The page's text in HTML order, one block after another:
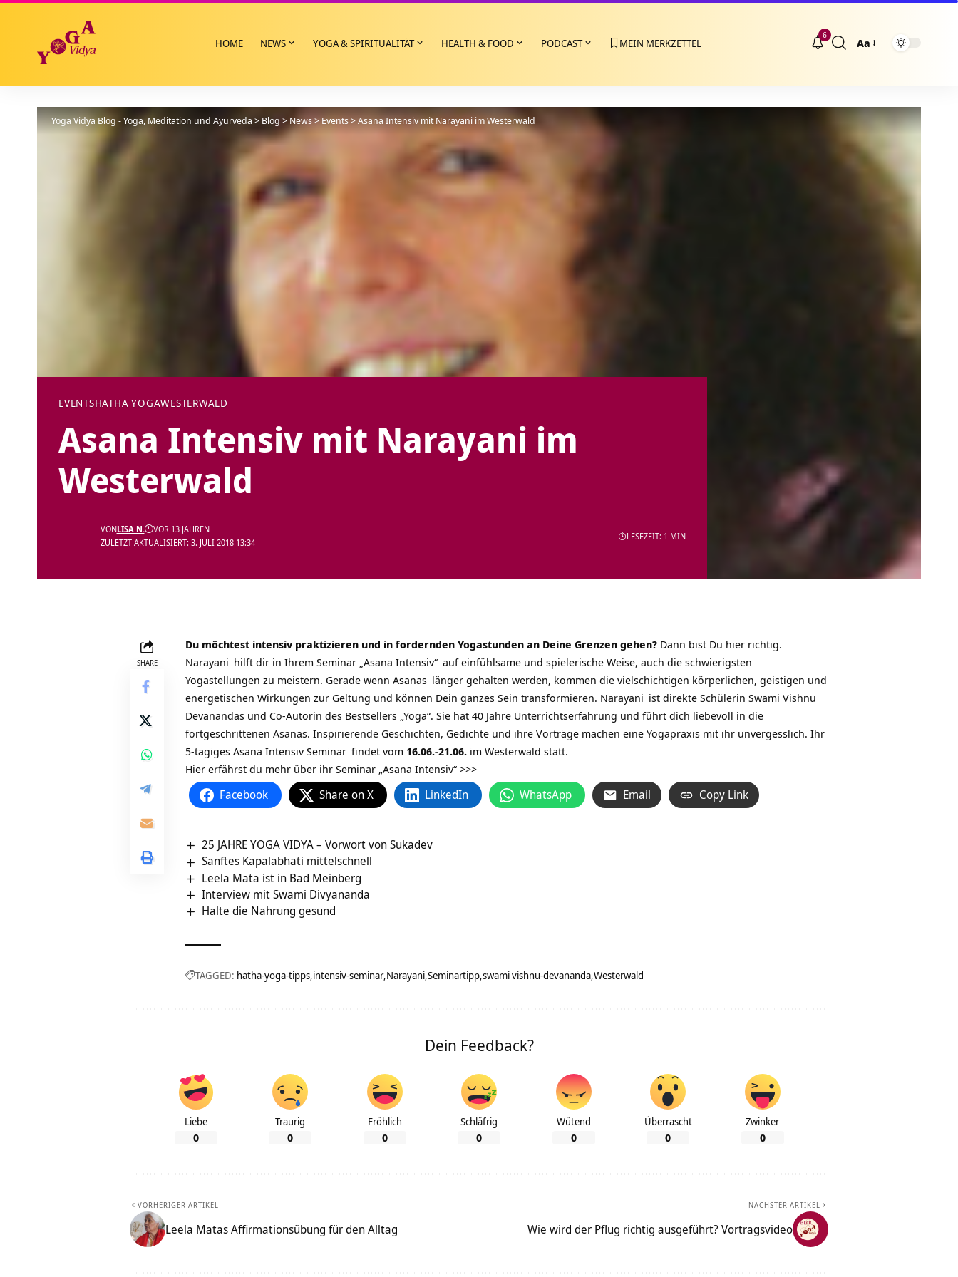
HOME NEWS YOGA & SPIRITUALITÄT HEALTH & FOOD PODCAST MEIN MERKZETTEL
6
Größenänderung
Aa
Yoga Vidya Blog - Yoga, Meditation und Ayurveda > Blog > News>Events>Asana Intensiv mit Narayani im Westerwald
EVENTSHATHA YOGAWESTERWALD
Asana Intensiv mit Narayani im
Westerwald
ZULETZT AKTUALISIERT: 3. JULI 2018 13:34
VONLISA N. VOR 13 JAHREN
LESEZEIT: 1 MIN
SHARE
Du möchtest intensiv praktizieren und in fordernden Yogastunden an Deine Grenzen gehen? Dann bist Du hier richtig.
Narayani hilft dir in Ihrem Seminar „Asana Intensiv“ auf einfühlsame und spielerische Weise, auch die schwierigsten
Yogastellungen zu meistern. Gerade wenn Asanas länger gehalten werden, kommen die vielschichtigen körperlichen, geistigen und
energetischen Wirkungen zur Geltung und können Dein ganzes Sein transformieren. Narayani ist direkte Schülerin Swami Vishnu
Devanandas und Co-Autorin des Bestsellers „Yoga“. Sie hat 40 Jahre Unterrichtserfahrung und führt dich liebevoll in die
fortgeschrittenen Asanas. Inspirierende Geschichten, Gedichte und ihre Vorträge machen eine Yogapraxis mit ihr unvergesslich. Ihr
5-tägiges Asana Intensiv Seminar findet vom 16.06.-21.06. im Westerwald statt.
Hier erfährst du mehr über ihr Seminar „Asana Intensiv“ >>>
Facebook Share on X LinkedIn WhatsApp Email Copy Link
25 JAHRE YOGA VIDYA – Vorwort von Sukadev
Sanftes Kapalabhati mittelschnell
Leela Mata ist in Bad Meinberg
Interview mit Swami Divyananda
Halte die Nahrung gesund
TAGGED: hatha-yoga-tipps intensiv-seminar Narayani Seminartipp swami vishnu-devananda Westerwald
Dein Feedback?
Liebe
0
Traurig
0
Fröhlich
0
Schläfrig
0
Wütend
0
Überrascht
0
Zwinker
0
VORHERIGER ARTIKEL
Leela Matas Affirmationsübung für den Alltag
NÄCHSTER ARTIKEL
Wie wird der Pflug richtig ausgeführt? Vortragsvideo